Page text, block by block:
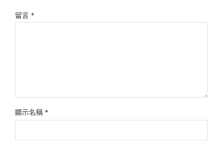
留言 *
顯示名稱 *